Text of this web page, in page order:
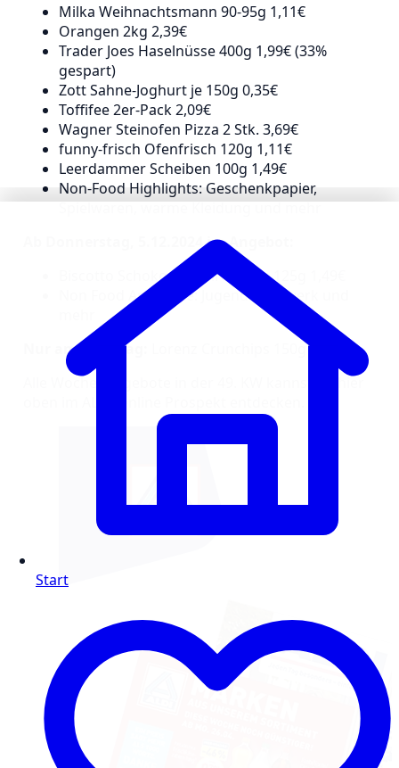
Milka Weihnachtsmann 90-95g 1,11€
Orangen 2kg 2,39€
Trader Joes Haselnüsse 400g 1,99€ (33%
gespart)
Zott Sahne-Joghurt je 150g 0,35€
Toffifee 2er-Pack 2,09€
Wagner Steinofen Pizza 2 Stk. 3,69€
funny-frisch Ofenfrisch 120g 1,11€
Leerdammer Scheiben 100g 1,49€
Non-Food Highlights: Geschenkpapier,
Spielwaren, warme Kleidung und mehr
Ab Donnerstag, 5.12.2024 im Angebot:
Biscotto Schoko-Waffelröllchen 125g 1,49€
Non Food Angebote: Jugendfeuerwerk und
Nur am Samstag:
Lorenz Crunchips 150g 0,99€
Alle Wochenangebote in der 49. KW kannst du hier
Start